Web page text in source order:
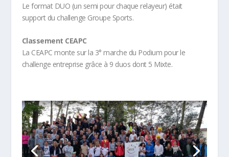
Le format DUO (un semi pour chaque relayeur) était
support du challenge Groupe Sports.
Classement CEAPC
La CEAPC monte sur la 3° marche du Podium pour le
challenge entreprise grâce à 9 duos dont 5 Mixte.